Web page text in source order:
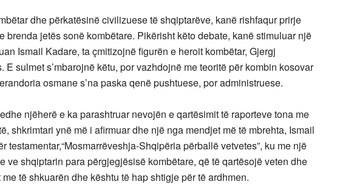
dhe përkatësinë civilizuese të shqiptarëve, kanë rishfaqur prirje
brenda jetës sonë kombëtare. Pikërisht këto debate, kanë stimuluar një
Ismail Kadare, ta çmitizojnë figurën e heroit kombëtar, Gjergj
E sulmet s’mbarojnë këtu, por vazhdojnë me teoritë për kombin kosovar
osmane s’na paska qenë pushtuese, por administruese.
njëherë e ka parashtruar nevojën e qartësimit të raporteve tona me
shkrimtari ynë më i afirmuar dhe një nga mendjet më të mbrehta, Ismail
testamentar,“Mosmarrëveshja-Shqipëria përballë vetvetes”, ku me një
ve shqiptarin para përgjegjësisë kombëtare, që të qartësojë veten dhe
të shkuarën dhe kështu të hap shtigje për të ardhmen.